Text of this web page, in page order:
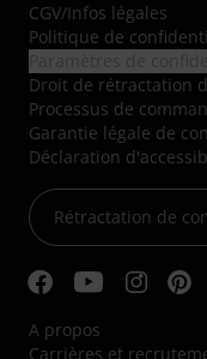
CGV/Infos légales
Politique de
Droit de rétractation
Processus de
Garantie légale de
Déclaration
Rétractation de
A propos
Carrières et